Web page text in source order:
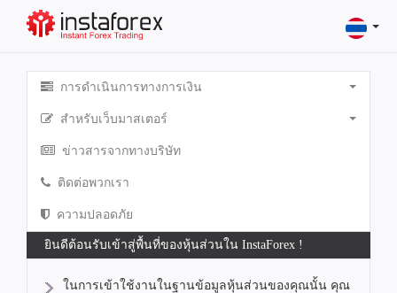
การดำเนินการทางการเงิน
สำหรับเว็บมาสเตอร์
ข่าวสารจากทางบริษัท
ติดต่อพวกเรา
ความปลอดภัย
ยินดีต้อนรับเข้าสู่พื้นที่ของหุ้นส่วนใน InstaForex !
ในการเข้าใช้งานในฐานข้อมูลหุ้นส่วนของคุณนั้น คุณ